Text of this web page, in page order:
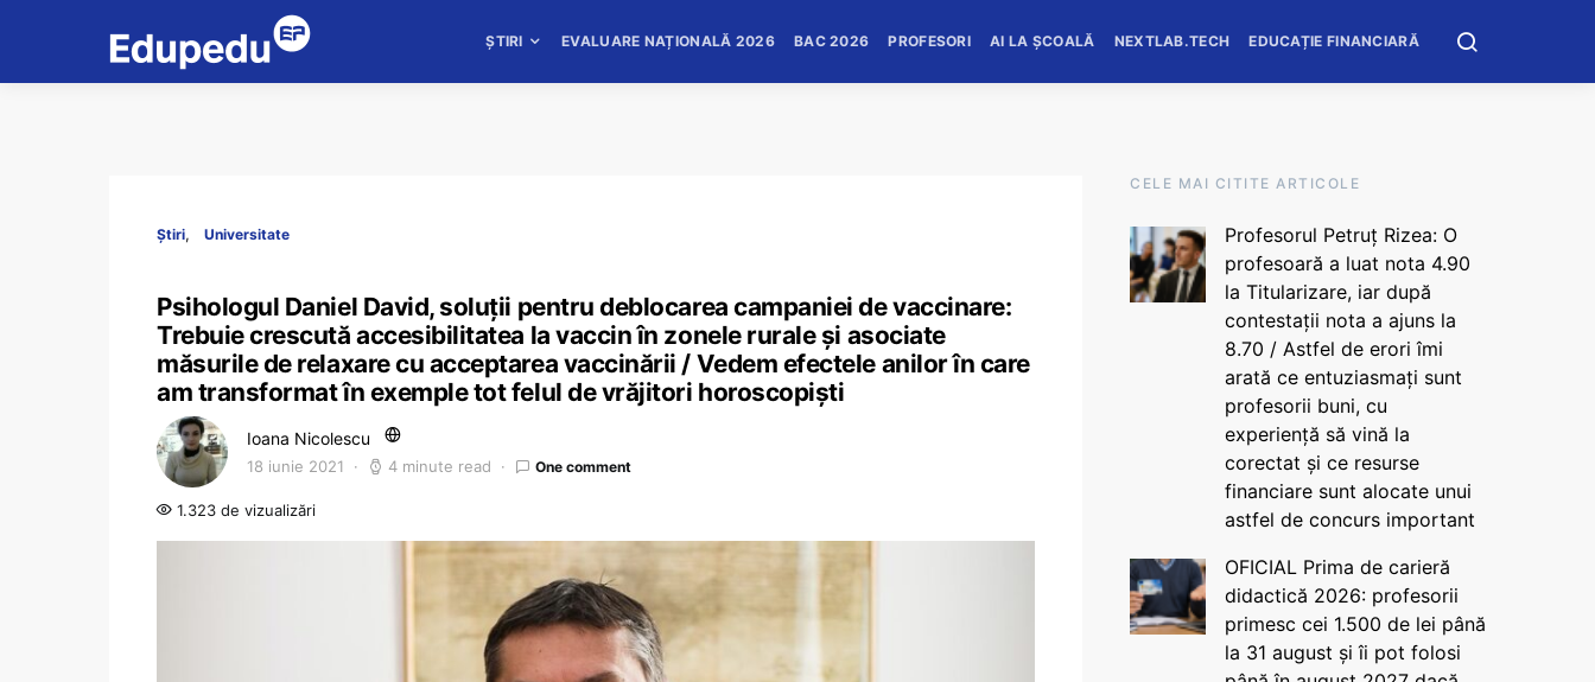
ȘTIRI EVALUARE NAȚIONALĂ 2026 BAC 2026 PROFESORI AI LA ȘCOALĂ NEXTLAB.TECH EDUCAȚIE FINANCIARĂ
Știri Universitate
Psihologul Daniel David, soluții pentru deblocarea campaniei de vaccinare:
Trebuie crescută accesibilitatea la vaccin în zonele rurale și asociate
măsurile de relaxare cu acceptarea vaccinării / Vedem efectele anilor în care
am transformat în exemple tot felul de vrăjitori horoscopiști
Ioana Nicolescu
18 iunie 2021 4 minute read One comment
1.323 de vizualizări
CELE MAI CITITE ARTICOLE
Profesorul Petruț Rizea: O
profesoară a luat nota 4.90
la Titularizare, iar după
contestații nota a ajuns la
8.70 / Astfel de erori îmi
arată ce entuziasmați sunt
profesorii buni, cu
experiență să vină la
corectat și ce resurse
financiare sunt alocate unui
astfel de concurs important
OFICIAL Prima de carieră
didactică 2026: profesorii
primesc cei 1.500 de lei până
la 31 august și îi pot folosi